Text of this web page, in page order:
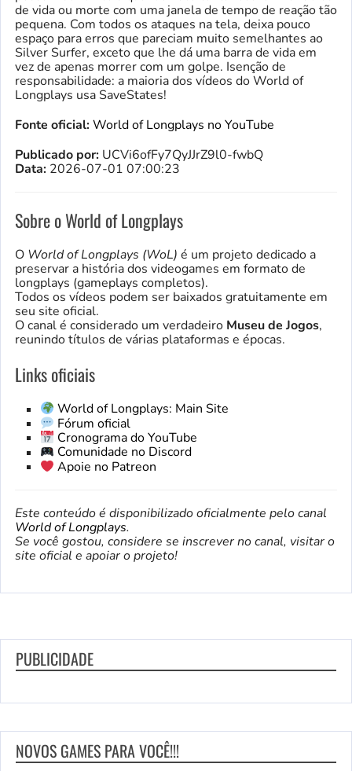
de vida ou morte com uma janela de tempo de reação tão
pequena. Com todos os ataques na tela, deixa pouco
espaço para erros que pareciam muito semelhantes ao
Silver Surfer, exceto que lhe dá uma barra de vida em
vez de apenas morrer com um golpe. Isenção de
responsabilidade: a maioria dos vídeos do World of
Longplays usa SaveStates!
Fonte oficial:World of Longplays no YouTube
Publicado por: UCVi6ofFy7QyJJrZ9l0-fwbQ
Data: 2026-07-01 07:00:23
Sobre o World of Longplays
O World of Longplays (WoL) é um projeto dedicado a
preservar a história dos videogames em formato de
longplays (gameplays completos).
Todos os vídeos podem ser baixados gratuitamente em
seu site oficial.
O canal é considerado um verdadeiro Museu de Jogos,
reunindo títulos de várias plataformas e épocas.
Links oficiais
World of Longplays: Main Site
Fórum oficial
Cronograma do YouTube
Comunidade no Discord
Apoie no Patreon
Este conteúdo é disponibilizado oficialmente pelo canal
World of Longplays.
Se você gostou, considere se inscrever no canal, visitar o
site oficial e apoiar o projeto!
PUBLICIDADE
NOVOS GAMES PARA VOCÊ!!!